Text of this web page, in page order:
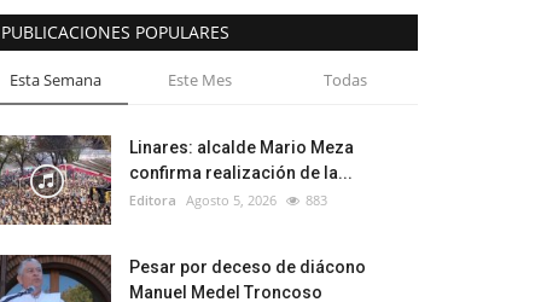
PUBLICACIONES POPULARES
Esta Semana Este Mes Todas
Linares: alcalde Mario Meza
confirma realización de la...
Editora Agosto 5, 2026 883
Pesar por deceso de diácono
Manuel Medel Troncoso